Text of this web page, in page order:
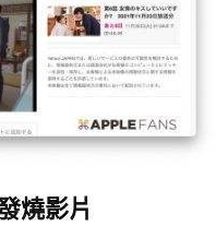
燒影片